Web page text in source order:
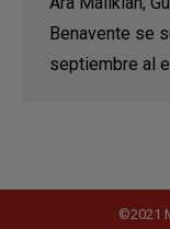
Benavente se
septiembre al
©2021